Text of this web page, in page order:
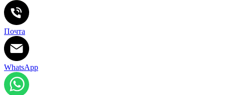
Почта
WhatsApp